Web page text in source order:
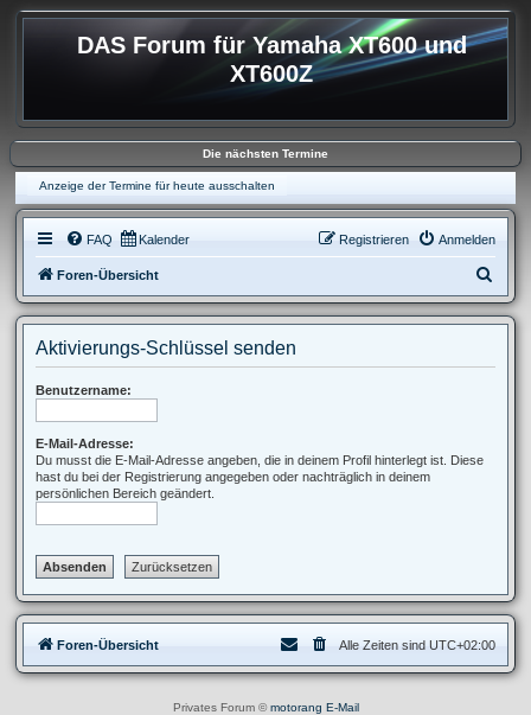
DAS Forum für Yamaha XT600 und
XT600Z
Die nächsten Termine
Anzeige der Termine für heute ausschalten
FAQ Kalender Anmelden
Registrieren
Foren-Übersicht
u
Aktivierungs-Schlüssel senden
Benutzername:
E-Mail-Adresse:
Du musst die E-Mail-Adresse angeben, die in deinem Profil hinterlegt ist. Diese
hast du bei der Registrierung angegeben oder nachträglich in deinem
persönlichen Bereich geändert.
Foren-Übersicht Alle Zeiten sind UTC+02:00
Privates Forum ©motorang E-Mail